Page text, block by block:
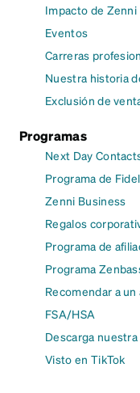
Impacto de Zenni
Eventos
Carreras
Nuestra historia
Exclusión de
Programas
Next Day
Programa de
Zenni Business
Regalos
Programa de
Programa
Recomendar a un
FSA/HSA
Descarga nuestra
Visto en TikTok